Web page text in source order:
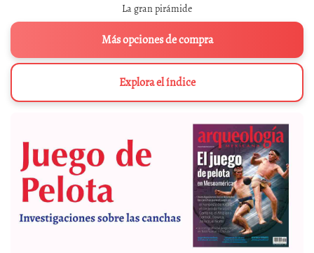
La gran pirámide
Más opciones de compra
Explora el índice